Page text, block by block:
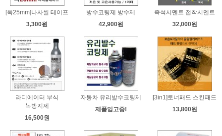
[폭25mm]나사씰 테이프
3,300원
방수코팅제 방수제
42,900원
즉석시멘트 접착시멘트
32,000원
라디에이터 부식
녹방지제
16,500원
자동차 유리발수코팅제
제품입고중!
[3in1]토너패드 스킨패드
13,800원